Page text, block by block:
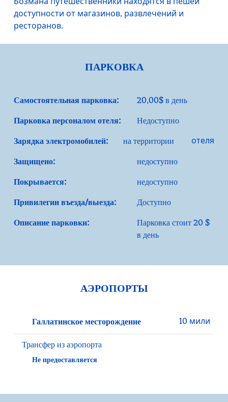
доступности от магазинов, развлечений и
ресторанов.
ПАРКОВКА
Самостоятельная парковка:
20,00$ в день
Парковка персоналом отеля:
Недоступно
Зарядка электромобилей:
на территории отеля
Защищено:
недоступно
Покрывается:
недоступно
Привилегии въезда/выезда:
Доступно
Описание парковки:
Парковка стоит 20 $
в день
АЭРОПОРТЫ
Галлатинское месторождение 10 мили
Трансфер из аэропорта
Не предоставляется